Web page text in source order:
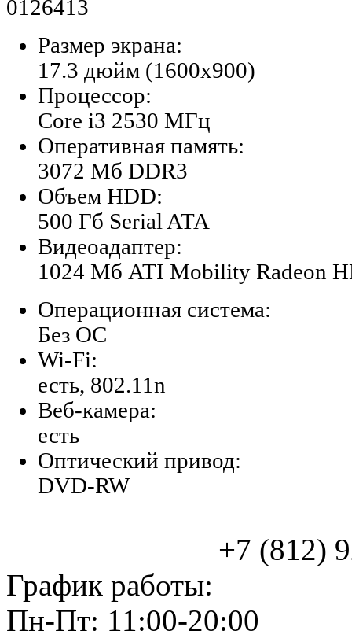
0126413
Размер экрана:
17.3 дюйм (1600x900)
Процессор:
Core i3 2530 МГц
Оперативная память:
3072 Мб DDR3
Объем HDD:
500 Гб Serial ATA
Видеоадаптер:
1024 Мб ATI Mobility Radeon
Операционная система:
Без ОС
Wi-Fi:
есть, 802.11n
Веб-камера:
есть
Оптический привод:
DVD-RW
+7 (812)
График работы:
Пн-Пт: 11:00-20:00